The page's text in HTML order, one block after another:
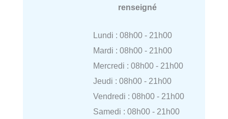
renseigné
Lundi : 08h00 - 21h00
Mardi : 08h00 - 21h00
Mercredi : 08h00 - 21h00
Jeudi : 08h00 - 21h00
Vendredi : 08h00 - 21h00
Samedi : 08h00 - 21h00